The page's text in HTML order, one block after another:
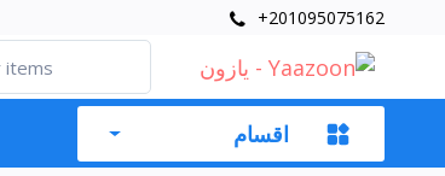
+201095075162
اقسام